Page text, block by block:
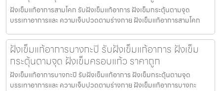
ฝังเข็มแก้อาการสามโคก รับฝังเข็มแก้อาการ ฝังเข็มกระตุ้นตามจุด
บรรเทาอาการและ ความเจ็บปวดตามร่างกาย ฝังเข็มแก้อาการสามโคก
ฝังเข็มแก้อาการบางกะปิ รับฝังเข็มแก้อาการ ฝังเข็ม
กระตุ้นตามจุด ฝังเข็มครอบแก้ว ราคาถูก
ฝังเข็มแก้อาการบางกะปิ รับฝังเข็มแก้อาการ ฝังเข็มกระตุ้นตามจุด
บรรเทาอาการและ ความเจ็บปวดตามร่างกาย ฝังเข็มแก้อาการบางกะ